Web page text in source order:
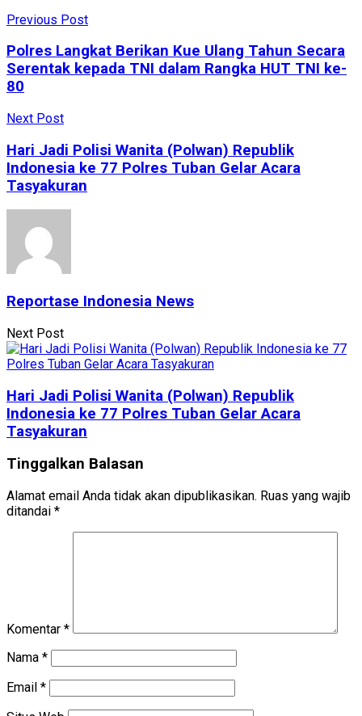
Previous Post
Polres Langkat Berikan Kue Ulang Tahun Secara
Serentak kepada TNI dalam Rangka HUT TNI ke-
80
Next Post
Hari Jadi Polisi Wanita (Polwan) Republik
Indonesia ke 77 Polres Tuban Gelar Acara
Tasyakuran
Reportase Indonesia News
Next Post
Hari Jadi Polisi Wanita (Polwan) Republik
Indonesia ke 77 Polres Tuban Gelar Acara
Tasyakuran
Tinggalkan Balasan
Alamat email Anda tidak akan dipublikasikan. Ruas yang wajib
ditandai *
Komentar *
Nama *
Email *